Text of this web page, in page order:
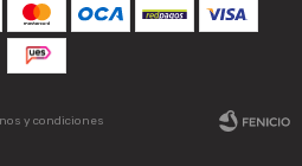
y condiciones